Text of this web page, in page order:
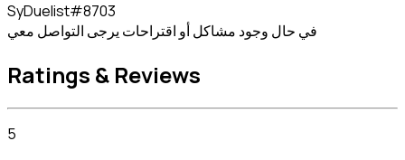
SyDuelist#8703
في حال وجود مشاكل أو اقتراحات يرجى التواصل معي
Ratings & Reviews
5